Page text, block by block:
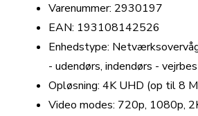
Varenummer: 2930197
EAN: 193108142526
Enhedstype:
- udendørs, indendørs -
Opløsning: 4K UHD (op til 8
Video modes: 720p, 1080p,